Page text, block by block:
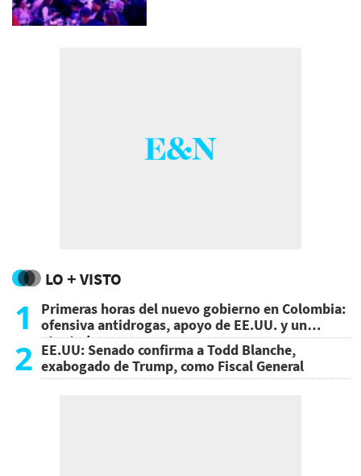
LO + VISTO
1
Primeras horas del nuevo gobierno en Colombia:
ofensiva antidrogas, apoyo de EE.UU. y un
atentado
2 EE.UU: Senado confirma a Todd Blanche,
exabogado de Trump, como Fiscal General